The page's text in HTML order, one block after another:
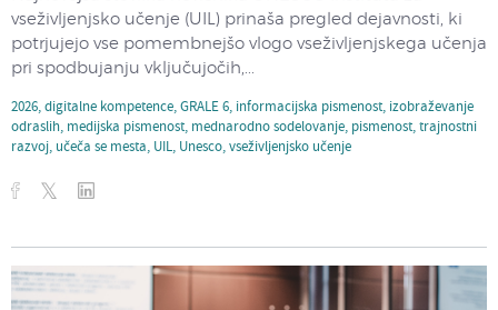
vseživljenjsko učenje (UIL) prinaša pregled dejavnosti, ki
potrjujejo vse pomembnejšo vlogo vseživljenjskega učenja
pri spodbujanju vključujočih,...
2026,digitalne kompetence,GRALE 6, informacijska pismenost, izobraževanje
odraslih, medijska pismenost, mednarodno sodelovanje, pismenost,trajnostni
razvoj, učeča se mesta, UIL, Unesco,vseživljenjsko učenje